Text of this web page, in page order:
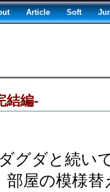
Article Soft
結編-
グダと続い
部屋の模様